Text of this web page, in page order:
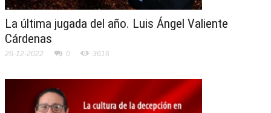
La última jugada del año. Luis Ángel Valiente
Cárdenas
26-12-2022 0 3616